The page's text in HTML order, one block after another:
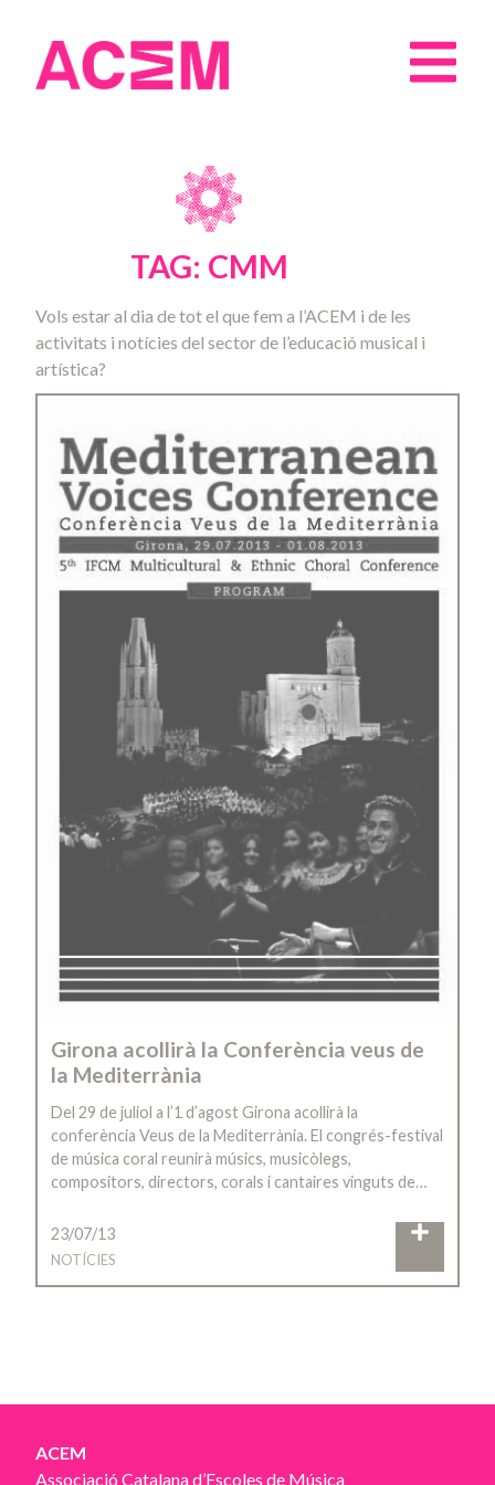
TAG: CMM
Vols estar al dia de tot el que fem a l’ACEM i de les
activitats i notícies del sector de l’educació musical i
artística?
Girona acollirà la Conferència veus de
la Mediterrània
Del 29 de juliol a l’1 d’agost Girona acollirà la
conferència Veus de la Mediterrània. El congrés-festival
de música coral reunirà músics, musicòlegs,
compositors, directors, corals i cantaires vinguts de…
23/07/13
NOTÍCIES
ACEM
Associació Catalana d’Escoles de Música